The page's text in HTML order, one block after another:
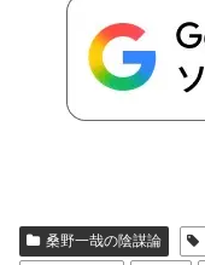
桑野一哉の陰謀論